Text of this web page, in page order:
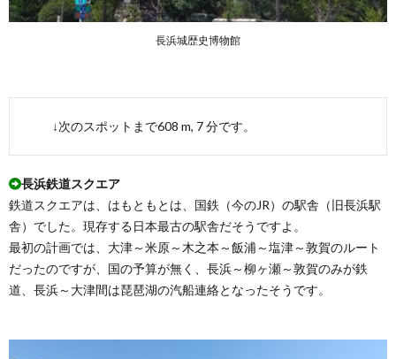
長浜城歴史博物館
↓次のスポットまで608 m, 7 分です。
長浜鉄道スクエア
鉄道スクエアは、はもともとは、国鉄（今のJR）の駅舎（旧長浜駅
舎）でした。現存する日本最古の駅舎だそうですよ。
最初の計画では、大津～米原～木之本～飯浦～塩津～敦賀のルート
だったのですが、国の予算が無く、長浜～柳ヶ瀬～敦賀のみが鉄
道、長浜～大津間は琵琶湖の汽船連絡となったそうです。